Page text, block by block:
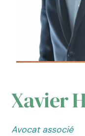
Xavier
Avocat associé